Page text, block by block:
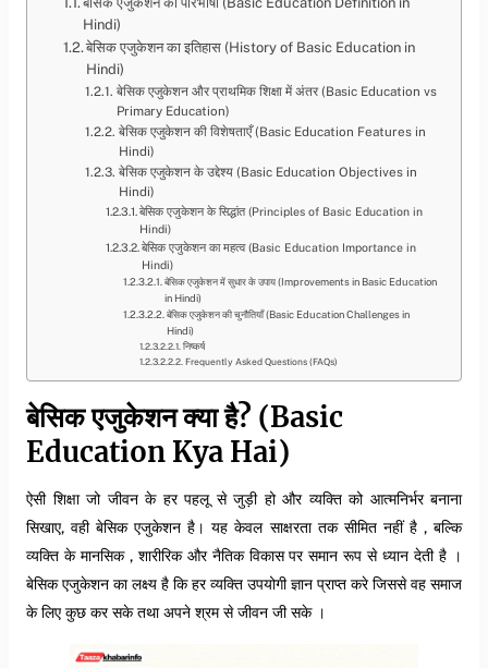
Hindi)
बेसिक एजुकेशन का इतिहास (History of Basic Education in
Hindi)
बेसिक एजुकेशन और प्राथमिक शिक्षा में अंतर (Basic Education vs
Primary Education)
बेसिक एजुकेशन की विशेषताएँ (Basic Education Features in
Hindi)
बेसिक एजुकेशन के उद्देश्य (Basic Education Objectives in
Hindi)
बेसिक एजुकेशन के सिद्धांत (Principles of Basic Education in
Hindi)
बेसिक एजुकेशन का महत्व (Basic Education Importance in
Hindi)
बेसिक एजुकेशन में सुधार के उपाय (Improvements in Basic Education
in Hindi)
बेसिक एजुकेशन की चुनौतियाँ (Basic Education Challenges in
Hindi)
निष्कर्ष
Frequently Asked Questions (FAQs)
बेसिक एजुकेशन क्या है? (Basic
Education Kya Hai)
ऐसी शिक्षा जो जीवन के हर पहलू से जुड़ी हो और व्यक्ति को आत्मनिर्भर बनाना
सिखाए, वही बेसिक एजुकेशन है। यह केवल साक्षरता तक सीमित नहीं है , बल्कि
व्यक्ति के मानसिक , शारीरिक और नैतिक विकास पर समान रूप से ध्यान देती है ।
बेसिक एजुकेशन का लक्ष्य है कि हर व्यक्ति उपयोगी ज्ञान प्राप्त करे जिससे वह समाज
के लिए कुछ कर सके तथा अपने श्रम से जीवन जी सके ।